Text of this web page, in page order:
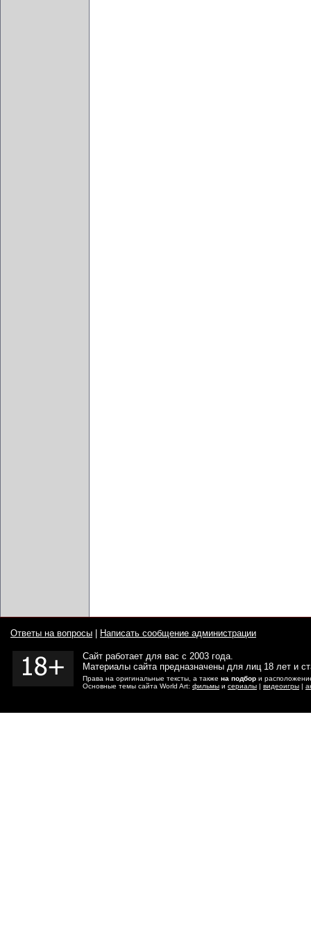
Ответы на вопросы Написать сообщение администрации
Сайт работает для вас с 2003 года.
Материалы сайта предназначены для лиц 18 лет и
Права на оригинальные тексты, а также на подбор и
Основные темы сайта World Art: фильмы и сериалы | видеоигры |